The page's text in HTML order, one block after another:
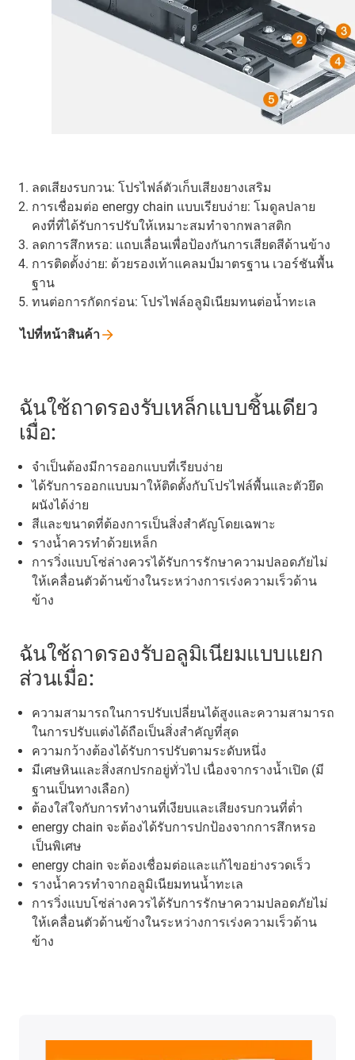
ลดเสียงรบกวน: โปรไฟล์ตัวเก็บเสียงยางเสริม
การเชื่อมต่อ energy chain แบบเรียบง่าย: โมดูลปลาย
คงที่ที่ได้รับการปรับให้เหมาะสมทำจากพลาสติก
ลดการสึกหรอ: แถบเลื่อนเพื่อป้องกันการเสียดสีด้านข้าง
การติดตั้งง่าย: ด้วยรองเท้าแคลมป์มาตรฐาน เวอร์ชันพื้น
ฐาน
ทนต่อการกัดกร่อน: โปรไฟล์อลูมิเนียมทนต่อน้ำทะเล
ไปที่หน้าสินค้า
ฉันใช้ถาดรองรับเหล็กแบบชิ้นเดียว
เมื่อ:
จำเป็นต้องมีการออกแบบที่เรียบง่าย
ได้รับการออกแบบมาให้ติดตั้งกับโปรไฟล์พื้นและตัวยึด
ผนังได้ง่าย
สีและขนาดที่ต้องการเป็นสิ่งสำคัญโดยเฉพาะ
รางน้ำควรทำด้วยเหล็ก
การวิ่งแบบโซ่ล่างควรได้รับการรักษาความปลอดภัยไม่
ให้เคลื่อนตัวด้านข้างในระหว่างการเร่งความเร็วด้าน
ข้าง
ฉันใช้ถาดรองรับอลูมิเนียมแบบแยก
ส่วนเมื่อ:
ความสามารถในการปรับเปลี่ยนได้สูงและความสามารถ
ในการปรับแต่งได้ถือเป็นสิ่งสำคัญที่สุด
ความกว้างต้องได้รับการปรับตามระดับหนึ่ง
มีเศษหินและสิ่งสกปรกอยู่ทั่วไป เนื่องจากรางน้ำเปิด (มี
ฐานเป็นทางเลือก)
ต้องใส่ใจกับการทำงานที่เงียบและเสียงรบกวนที่ต่ำ
energy chain จะต้องได้รับการปกป้องจากการสึกหรอ
เป็นพิเศษ
energy chain จะต้องเชื่อมต่อและแก้ไขอย่างรวดเร็ว
รางน้ำควรทำจากอลูมิเนียมทนน้ำทะเล
การวิ่งแบบโซ่ล่างควรได้รับการรักษาความปลอดภัยไม่
ให้เคลื่อนตัวด้านข้างในระหว่างการเร่งความเร็วด้าน
ข้าง